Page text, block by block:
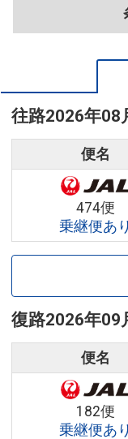
往路2026年08
便名
474便
乗継便あり
復路2026年09
便名
182便
乗継便あり